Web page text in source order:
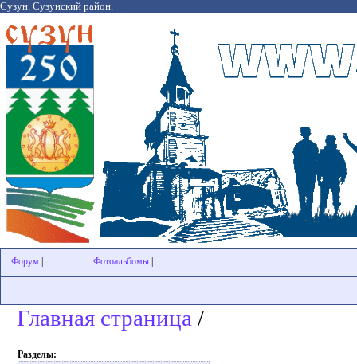
Сузун. Сузунский район.
Форум Фотоальбомы
Главная страница /
Разделы: